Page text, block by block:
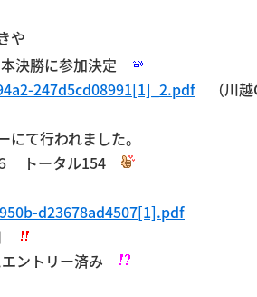
や
決勝に参加決定
247d5cd08991[1]_2.pdf （川越
て行われました。
トータル154
d23678ad4507[1].pdf
ントリー済み